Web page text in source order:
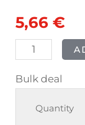
5,66€
Night
Out
8ml
Bulk deal
Quantity